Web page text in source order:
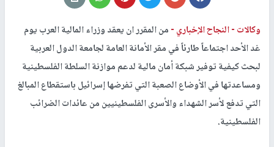
وكالات -النجاح الإخباري -من المقرر ان يعقد وزراء المالية العرب يوم
غد الأحد اجتماعاً طارئاً في مقر الأمانة العامة لجامعة الدول العربية
لبحث كيفية توفير شبكة أمان مالية لدعم موازنة السلطة الفلسطينية
ومساعدتها في الأوضاع الصعبة التي تفرضها إسرائيل باستقطاع المبالغ
التي تدفع لأسر الشهداء والأسرى الفلسطينيين من عائدات الضرائب
الفلسطينية.